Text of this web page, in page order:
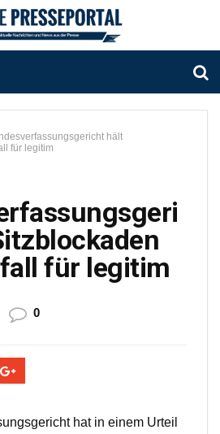
hält
für legitim
für legitim
0
hat in einem Urteil